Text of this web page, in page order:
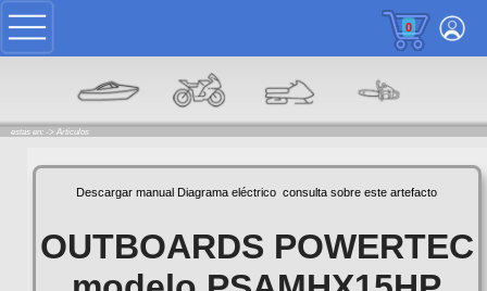
0
estas en: -> Articulos
Descargar manual Diagrama eléctrico consulta sobre este artefacto
OUTBOARDS POWERTEC